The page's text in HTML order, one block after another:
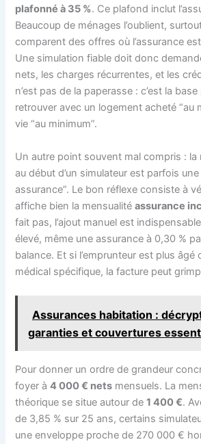
plafonné à 35 %. Ce plafond inclut
Beaucoup de ménages l’oublient,
comparent des offres où l’assurance
Une simulation fiable doit donc
nets, les charges récurrentes, et les
n’est pas de la paperasse : c’est la
retrouver avec un logement acheté “au
vie “au minimum”.
Un autre point souvent mal compris : la
au début d’un simulateur est parfois
assurance”. Le bon réflexe consiste à
affiche bien la mensualitéassurance
fait pas, l’ajout manuel est
élevé, même une assurance à 0,30 %
balance. Et si l’emprunteur est plus âgé
médical spécifique, la facture peut
Assurances habitation :
garanties et couvertures
Pour donner un ordre de grandeur
foyer à4 000 € nets mensuels. La
théorique se situe autour de1 400 €.
de 3,85 % sur 25 ans, certains
une enveloppe proche de 270 000 €